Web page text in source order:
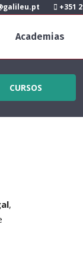
+351
Academias
CURSOS
,